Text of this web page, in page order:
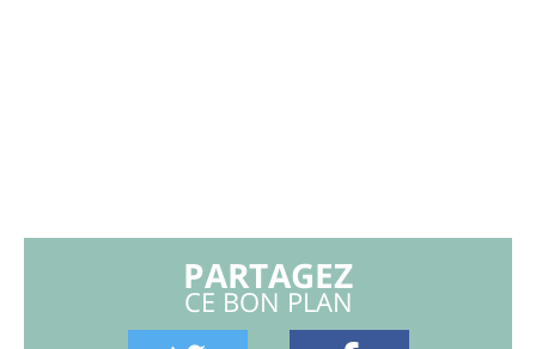
PARTAGEZ
CE BON PLAN